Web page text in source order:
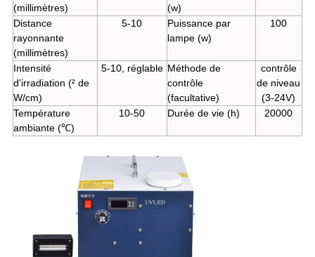
(millimètres)
(w)
Distance
rayonnante
(millimètres)
5-10
Puissance par
lampe (w)
100
Intensité
d'irradiation (² de
W/cm)
5-10, réglable Méthode de
contrôle
(facultative)
contrôle
de niveau
(3-24V)
Température
ambiante (℃)
10-50 Durée de vie (h) 20000